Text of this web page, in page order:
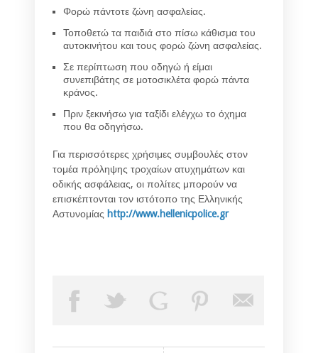
Φορώ πάντοτε ζώνη ασφαλείας.
Τοποθετώ τα παιδιά στο πίσω κάθισμα του
αυτοκινήτου και τους φορώ ζώνη ασφαλείας.
Σε περίπτωση που οδηγώ ή είμαι
συνεπιβάτης σε μοτοσικλέτα φορώ πάντα
κράνος.
Πριν ξεκινήσω για ταξίδι ελέγχω το όχημα
που θα οδηγήσω.
Για περισσότερες χρήσιμες συμβουλές στον
τομέα πρόληψης τροχαίων ατυχημάτων και
οδικής ασφάλειας, οι πολίτες μπορούν να
επισκέπτονται τον ιστότοπο της Ελληνικής
Αστυνομίας http://www.hellenicpolice.gr